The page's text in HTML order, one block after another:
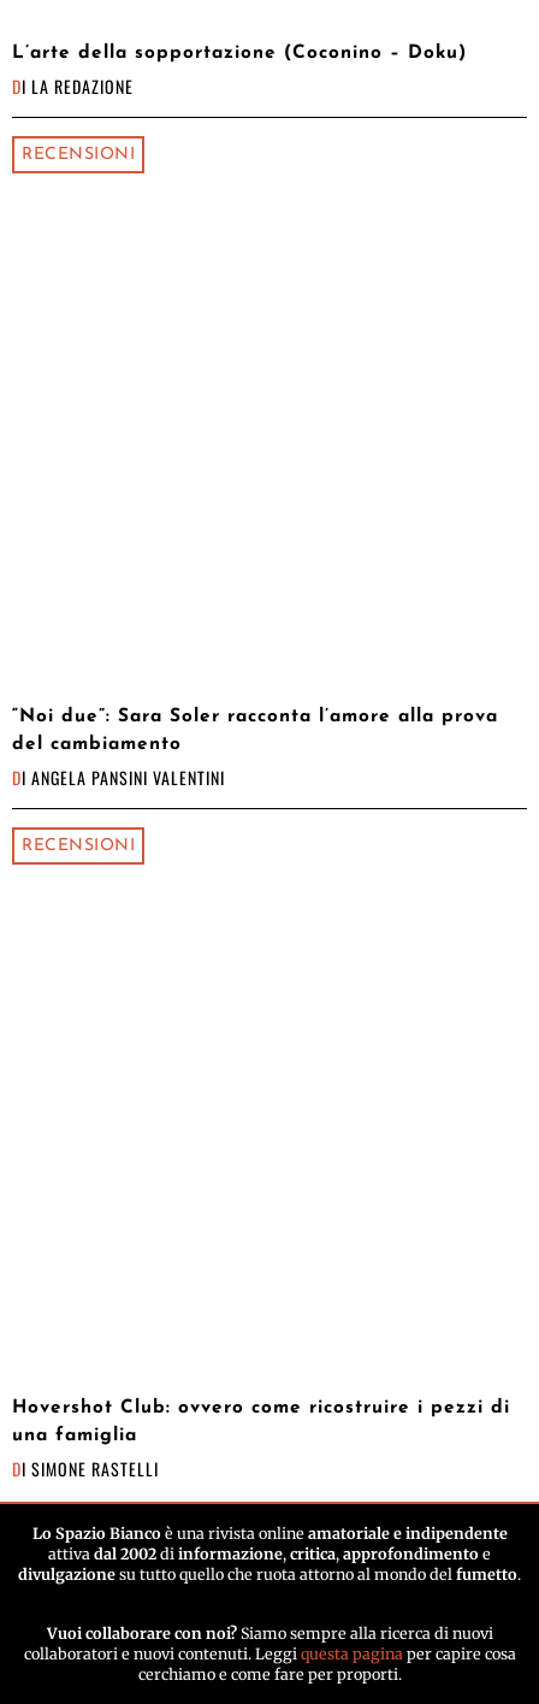
L’arte della sopportazione (Coconino – Doku)
DI LA REDAZIONE
RECENSIONI
“Noi due”: Sara Soler racconta l’amore alla prova
del cambiamento
DI ANGELA PANSINI VALENTINI
RECENSIONI
Hovershot Club: ovvero come ricostruire i pezzi di
una famiglia
DI SIMONE RASTELLI
Lo Spazio Biancoè una rivista online amatoriale e indipendente
attiva dal 2002 di informazione, critica, approfondimento e
divulgazione su tutto quello che ruota attorno al mondo del fumetto.
Vuoi collaborare con noi? Siamo sempre alla ricerca di nuovi
collaboratori e nuovi contenuti. Leggi questa pagina per capire cosa
cerchiamo e come fare per proporti.